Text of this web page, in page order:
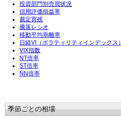
投資部門別売買状況
信用評価損益率
裁定買残
騰落レシオ
移動平均乖離率
日経VI（ボラティリティインデックス）
VIX指数
NT倍率
ST倍率
NN倍率
季節ごとの相場